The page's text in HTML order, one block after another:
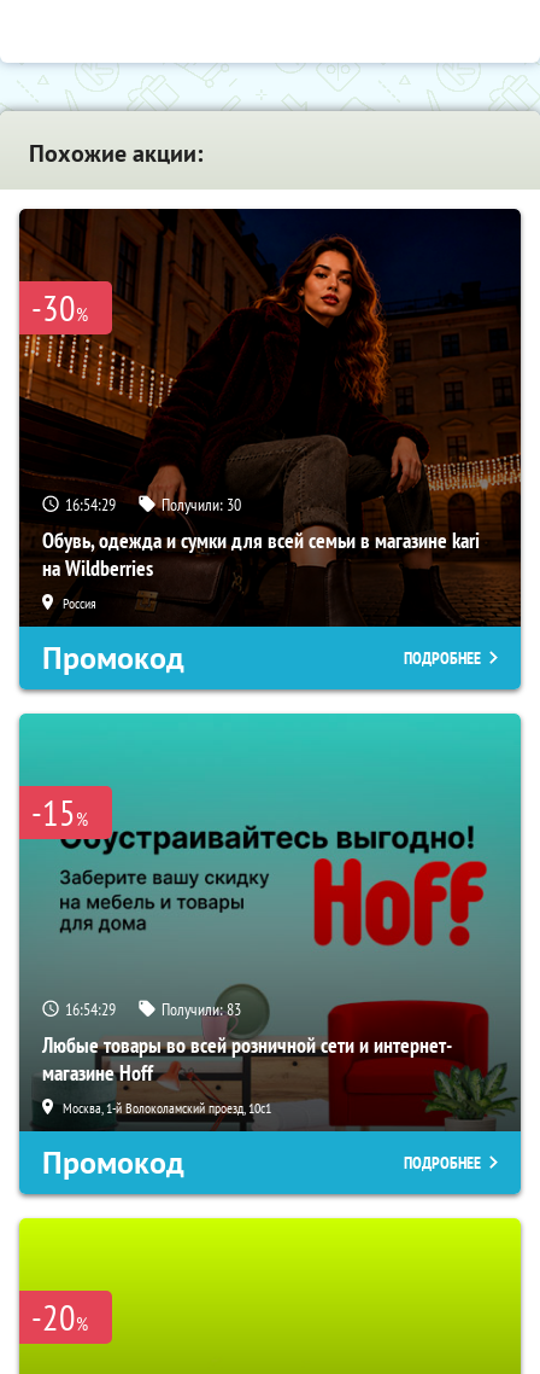
Похожие акции:
-30%
16:54:28 Получили: 30
Обувь, одежда и сумки для всей семьи в магазине kari
на Wildberries
Россия
Промокод ПОДРОБНЕЕ
-15%
16:54:28 Получили:83
Любые товары во всей розничной сети и интернет-
магазине Hoff
Москва, 1-й Волоколамский проезд, 10с1
Промокод ПОДРОБНЕЕ
-20%